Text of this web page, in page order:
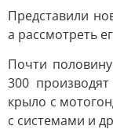
Представили
а рассмотреть
Почти
300
крыло с
с системами и